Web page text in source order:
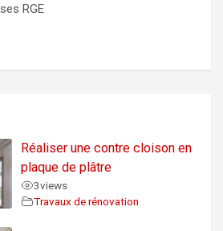
RGE
Réaliser une contre cloison en
plaque de plâtre
3views
Travaux de rénovation